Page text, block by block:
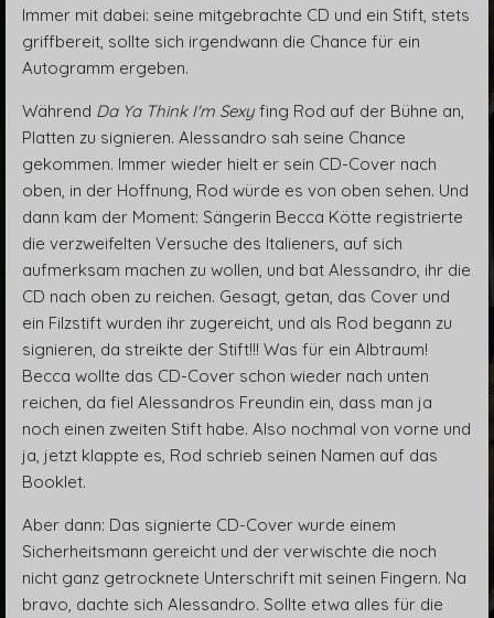
Immer mit dabei: seine mitgebrachte CD und ein Stift, stets
griffbereit, sollte sich irgendwann die Chance für ein
Autogramm ergeben.
Während Da Ya Think I'm Sexy fing Rod auf der Bühne an,
Platten zu signieren. Alessandro sah seine Chance
gekommen. Immer wieder hielt er sein CD-Cover nach
oben, in der Hoffnung, Rod würde es von oben sehen. Und
dann kam der Moment: Sängerin Becca Kötte registrierte
die verzweifelten Versuche des Italieners, auf sich
aufmerksam machen zu wollen, und bat Alessandro, ihr die
CD nach oben zu reichen. Gesagt, getan, das Cover und
ein Filzstift wurden ihr zugereicht, und als Rod begann zu
signieren, da streikte der Stift!!! Was für ein Albtraum!
Becca wollte das CD-Cover schon wieder nach unten
reichen, da fiel Alessandros Freundin ein, dass man ja
noch einen zweiten Stift habe. Also nochmal von vorne und
ja, jetzt klappte es, Rod schrieb seinen Namen auf das
Booklet.
Aber dann: Das signierte CD-Cover wurde einem
Sicherheitsmann gereicht und der verwischte die noch
nicht ganz getrocknete Unterschrift mit seinen Fingern. Na
bravo, dachte sich Alessandro. Sollte etwa alles für die